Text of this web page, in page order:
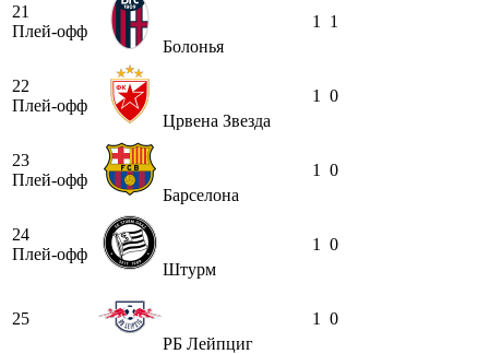
21
Плей-офф
Болонья
1 1
22
Плей-офф
Црвена Звезда
1 0
23
Плей-офф
Барселона
1 0
24
Плей-офф
Штурм
1 0
25
РБ Лейпциг
1 0